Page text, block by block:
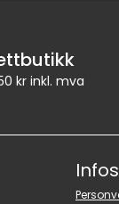
kr inkl. mva